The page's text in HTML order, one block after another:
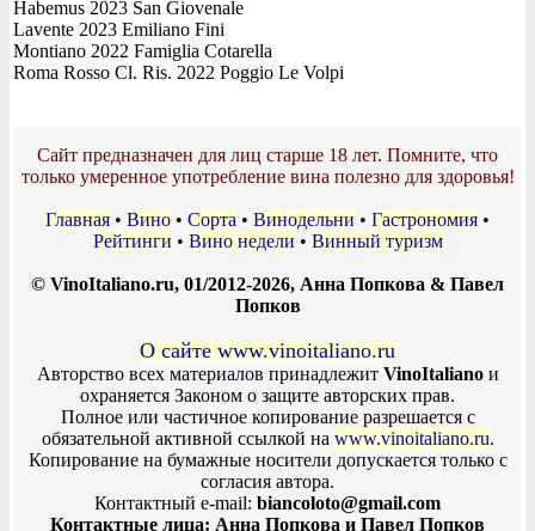
Habemus 2023 San Giovenale
Lavente 2023 Emiliano Fini
Montiano 2022 Famiglia Cotarella
Roma Rosso Cl. Ris. 2022 Poggio Le Volpi
Сайт предназначен для лиц старше 18 лет. Помните, что
только умеренное употребление вина полезно для здоровья!
Главная • Вино • Сорта • Винодельни • Гастрономия •
Рейтинги • Вино недели • Винный туризм
© VinoItaliano.ru, 01/2012-2026, Анна Попкова & Павел
Попков
О сайте www.vinoitaliano.ru
Авторство всех материалов принадлежит VinoItalianoи
охраняется Законом о защите авторских прав.
Полное или частичное копирование разрешается с
обязательной активной ссылкой на www.vinoitaliano.ru.
Копирование на бумажные носители допускается только с
согласия автора.
Контактный e-mail: biancoloto@gmail.com
Контактные лица: Анна Попкова и Павел Попков